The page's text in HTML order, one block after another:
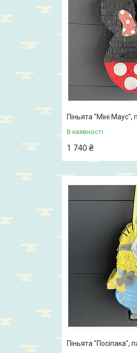
Піньята "Міні Маус",
В наявності
1 740 ₴
Піньята "Посіпака",